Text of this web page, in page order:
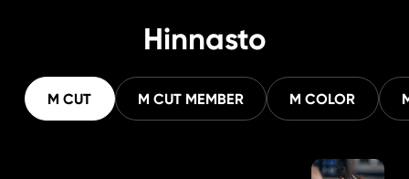
Hinnasto
M CUT M CUT MEMBER M COLOR